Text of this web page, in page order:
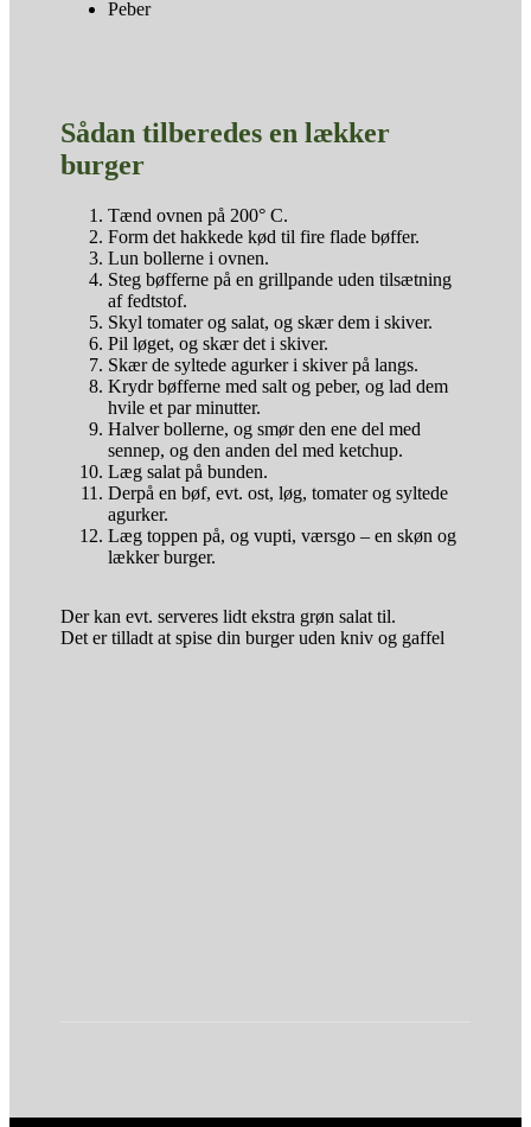
Peber
Sådan tilberedes en lækker
burger
Tænd ovnen på 200° C.
Form det hakkede kød til fire flade bøffer.
Lun bollerne i ovnen.
Steg bøfferne på en grillpande uden tilsætning
af fedtstof.
Skyl tomater og salat, og skær dem i skiver.
Pil løget, og skær det i skiver.
Skær de syltede agurker i skiver på langs.
Krydr bøfferne med salt og peber, og lad dem
hvile et par minutter.
Halver bollerne, og smør den ene del med
sennep, og den anden del med ketchup.
Læg salat på bunden.
Derpå en bøf, evt. ost, løg, tomater og syltede
agurker.
Læg toppen på, og vupti, værsgo – en skøn og
lækker burger.
Der kan evt. serveres lidt ekstra grøn salat til.
Det er tilladt at spise din burger uden kniv og gaffel